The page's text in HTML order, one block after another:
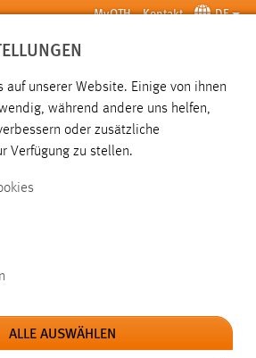
MyOTH Kontakt DE
SUCHE
BEWERBEN
auf unserer Website. Einige von ihnen
während andere uns helfen,
oder zusätzliche
Verfügung zu stellen.
ALLE AUSWÄHLEN